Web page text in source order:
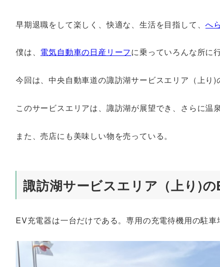
早期退職をして楽しく、快適な、生活を目指して、へ
僕は、 電気自動車の日産リーフに乗っていろんな所に
今回は、中央自動車道の諏訪湖サービスエリア（上り
このサービスエリアは、諏訪湖が展望でき、さらに
また、売店にも美味しい物を売っている。
諏訪湖サービスエリア（上り)
EV充電器は一台だけである。専用の充電待機用の駐